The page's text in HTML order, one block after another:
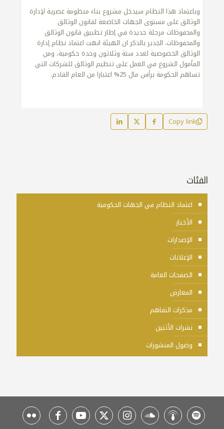
وباعتماد هذا النظام سيدخل مشروع بناء منظومة عصرية لإدارة
الوثائق على مستوى الجهات الخاضعة لقانون الوثائق
والمحفوظات مرحلة جديدة في إطار تطبيق قانون الوثائق
والمحفوظات. الجدير بالذكر ان الهيئة انهت اعتماد نظام إدارة
الوثائق الخصوصية لعدد ستة وثلاثون وحدة حكومية، ومن
المأمول الشروع في العمل على تنظيم الوثائق للشركات التي
تساهم الحكومة برأس مال 25% اعتبارا من العام القادم.
Copy link
الفئات
اعتماد النظام في الجهات الحكومية
الأخبار
الإصدارات
الإعلانات
الصفحات العامة
المعارض
مذكرات التفاهم
نشرات الأثنين
وصول المنشورات